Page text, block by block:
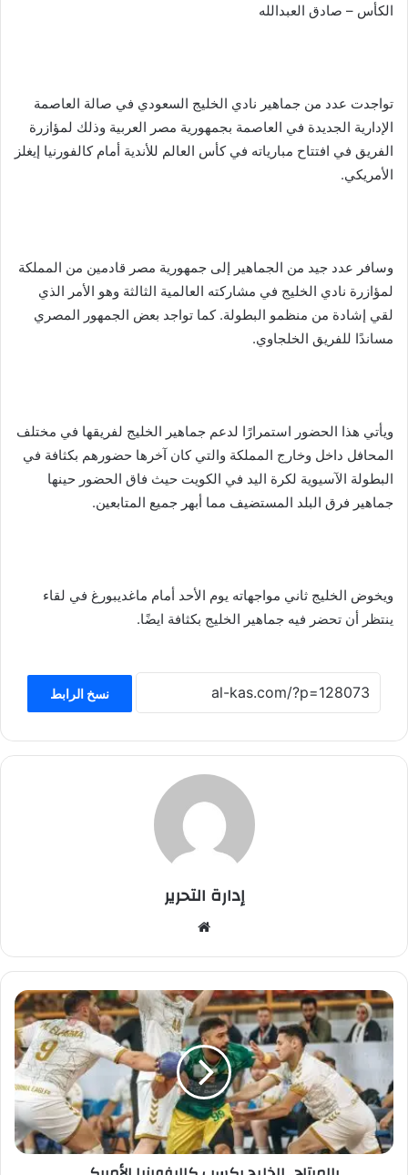
الكأس – صادق العبدالله
تواجدت عدد من جماهير نادي الخليج السعودي في صالة العاصمة
الإدارية الجديدة في العاصمة بجمهورية مصر العربية وذلك لمؤازرة
الفريق في افتتاح مبارياته في كأس العالم للأندية أمام كالفورنيا إيغلز
الأمريكي.
وسافر عدد جيد من الجماهير إلى جمهورية مصر قادمين من المملكة
لمؤازرة نادي الخليج في مشاركته العالمية الثالثة وهو الأمر الذي
لقي إشادة من منظمو البطولة. كما تواجد بعض الجمهور المصري
مساندًا للفريق الخلجاوي.
ويأتي هذا الحضور استمرارًا لدعم جماهير الخليج لفريقها في مختلف
المحافل داخل وخارج المملكة والتي كان آخرها حضورهم بكثافة في
البطولة الآسيوية لكرة اليد في الكويت حيث فاق الحضور حينها
جماهير فرق البلد المستضيف مما أبهر جميع المتابعين.
ويخوض الخليج ثاني مواجهاته يوم الأحد أمام ماغديبورغ في لقاء
ينتظر أن تحضر فيه جماهير الخليج بكثافة ايضًا.
نسخ الرابط
إدارة التحرير
الوي
ب
ب
ا
ت
ا
ح
.